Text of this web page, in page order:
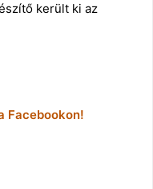
került ki az
Facebookon!